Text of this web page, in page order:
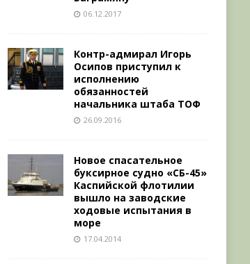
06.12.2017
Контр-адмирал Игорь
Осипов приступил к
исполнению
обязанностей
начальника штаба ТОФ
26.09.2016
Новое спасательное
буксирное судно «СБ-45»
Каспийской флотилии
вышло на заводские
ходовые испытания в
море
17.04.2014